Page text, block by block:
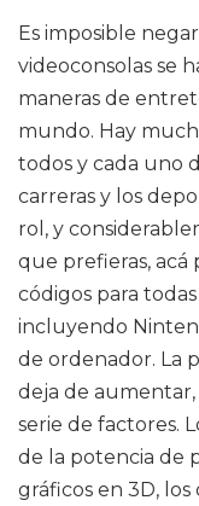
Es imposible
videoconsolas se
maneras de
mundo. Hay
todos y cada uno
carreras y los
rol, y
que prefieras, acá
códigos para
incluyendo
de ordenador. La
deja de
serie de factores.
de la potencia de
gráficos en 3D,